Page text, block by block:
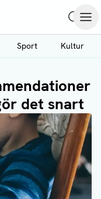
Sport Kultur
det snart